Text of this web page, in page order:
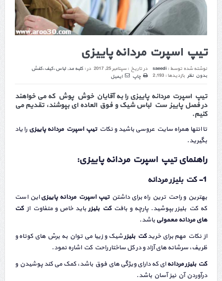
تیپ اسپرت مردانه پاییزی
نوشته شده توسط : saeedi در تاریخ :سپتامبر 25, 2017 در : کلبه مد, لباس،کیف،کفش
بدون نظر بازدیدها : 2,193 چاپ ایمیل
تیپ اسپرت مردانه پاییزی را به آقایان خوش پوش که می خواهند
در فصل پاییز ست لباس شیک و فوق العاده ای بپوشند، تقدیم می
کنیم.
تا انتها همراه سایت عروسی باشید و نکاتتیپ اسپرت مردانه پاییزی را یاد
بگیرید.
راهنمای تیپ اسپرت مردانه پاییزی:
1- کت بلیزر مردانه
بهترین و راحت ترین راه برای داشتنتیپ اسپرت مردانه پاییزیاین است
که کت بلیزر بپوشید. پارچه و بافتکت بلیزرباید خاص و متفاوت ازکت
های مردانه معمولی باشد.
از نکات مهم برای خریدکت بلیزرشیک و زیبا می توان به برش‌ های کوتاه‌ و
ظریف، سرشانه‌ های آزاد و در کل ساختار راحت کت اشاره نمود.
کت بلیزر مردانهای که دارای ویژگی های فوق باشد، کمک می کند پوشیدن و
درآوردن آن نیز آسان باشد.